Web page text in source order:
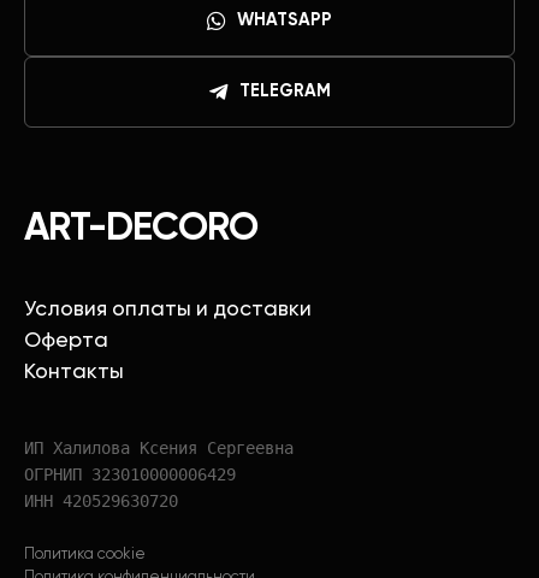
ART-DECORO
Условия оплаты и доставки
Оферта
Контакты
ИП Халилова Ксения Сергеевна
ОГРНИП 323010000006429
ИНН 420529630720
Политика cookie
WHATSAPP
TELEGRAM